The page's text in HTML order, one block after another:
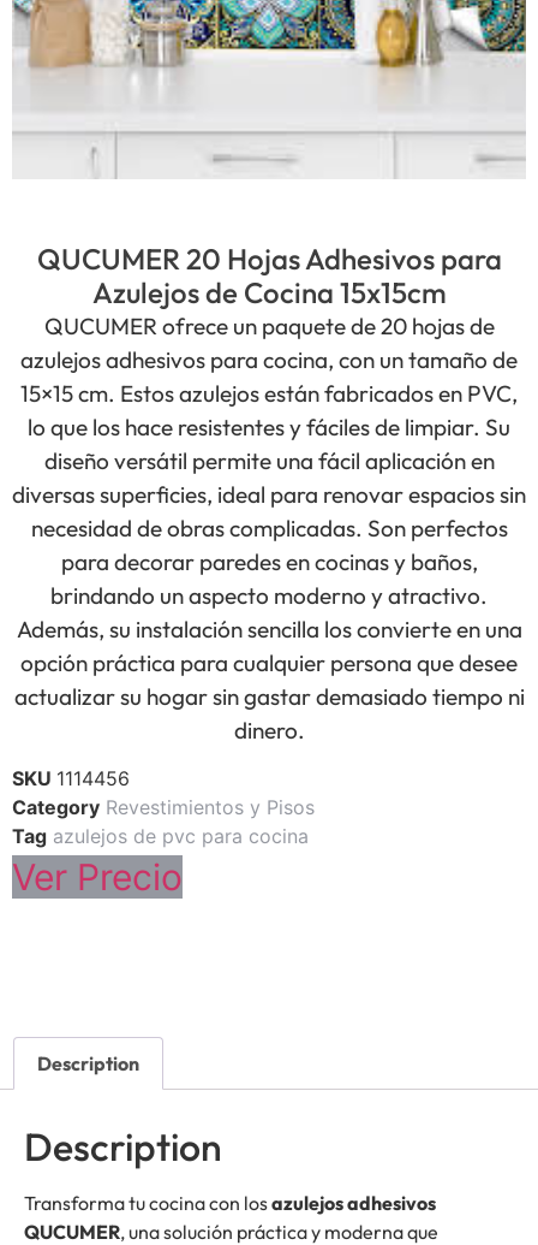
QUCUMER 20 Hojas Adhesivos para
Azulejos de Cocina 15x15cm
QUCUMER ofrece un paquete de 20 hojas de
azulejos adhesivos para cocina, con un tamaño de
15×15 cm. Estos azulejos están fabricados en PVC,
lo que los hace resistentes y fáciles de limpiar. Su
diseño versátil permite una fácil aplicación en
diversas superficies, ideal para renovar espacios sin
necesidad de obras complicadas. Son perfectos
para decorar paredes en cocinas y baños,
brindando un aspecto moderno y atractivo.
Además, su instalación sencilla los convierte en una
opción práctica para cualquier persona que desee
actualizar su hogar sin gastar demasiado tiempo ni
dinero.
SKU 1114456
Category Revestimientos y Pisos
Tag azulejos de pvc para cocina
Ver Precio
Description
Description
Transforma tu cocina con losazulejos adhesivos
QUCUMER, una solución práctica y moderna que